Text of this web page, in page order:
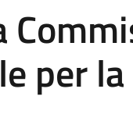
per